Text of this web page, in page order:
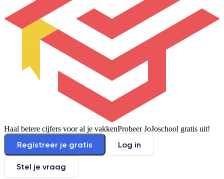
Haal betere cijfers voor al je vakkenProbeer JoJoschool gratis uit!
Registreer je gratis Log in
Stel je vraag